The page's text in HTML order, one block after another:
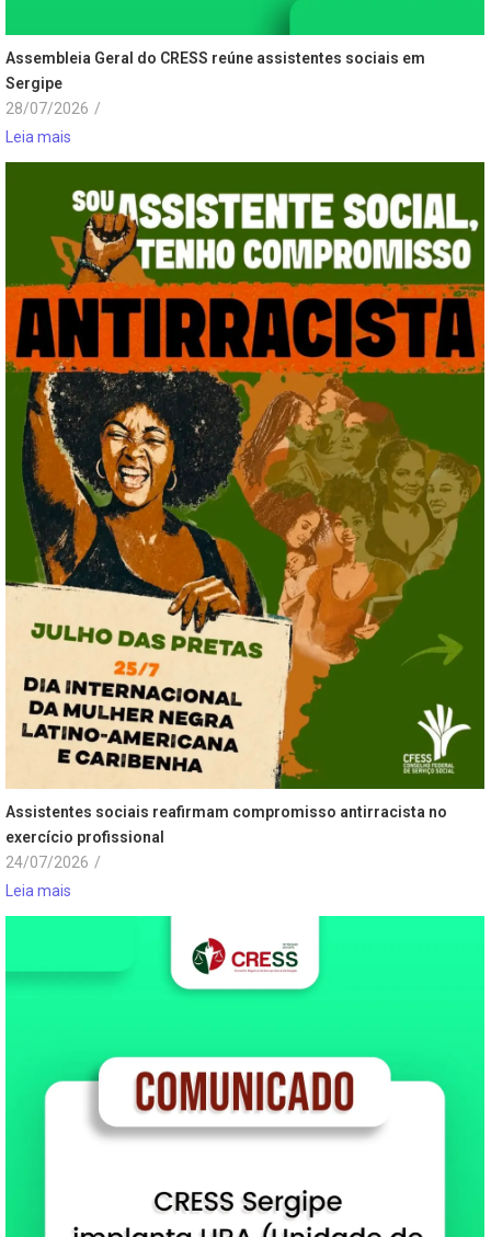
Assembleia Geral do CRESS reúne assistentes sociais em
Sergipe
28/07/2026 /
Leia mais
Assistentes sociais reafirmam compromisso antirracista no
exercício profissional
24/07/2026 /
Leia mais